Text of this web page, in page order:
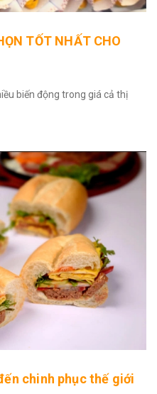
TỐT NHẤT CHO
biến động trong giá cả thị
chinh phục thế giới